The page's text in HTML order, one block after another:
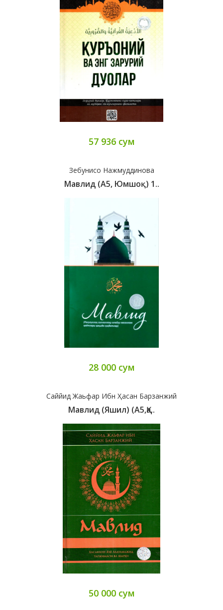
57 936 сум
Зебунисо Нажмуддинова
Мавлид (А5, Юмшоқ) 1..
28 000 сум
Саййид Жаьфар Ибн Ҳасан Барзанжий
Мавлид (яшил) (A5,қа..
50 000 сум